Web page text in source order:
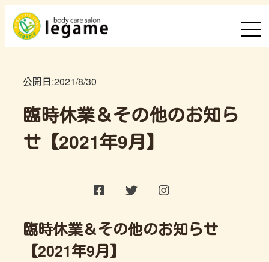
公開日:2021/8/30
臨時休業＆その他のお知ら
せ【2021年9月】
臨時休業＆その他のお知らせ
【2021年9月】